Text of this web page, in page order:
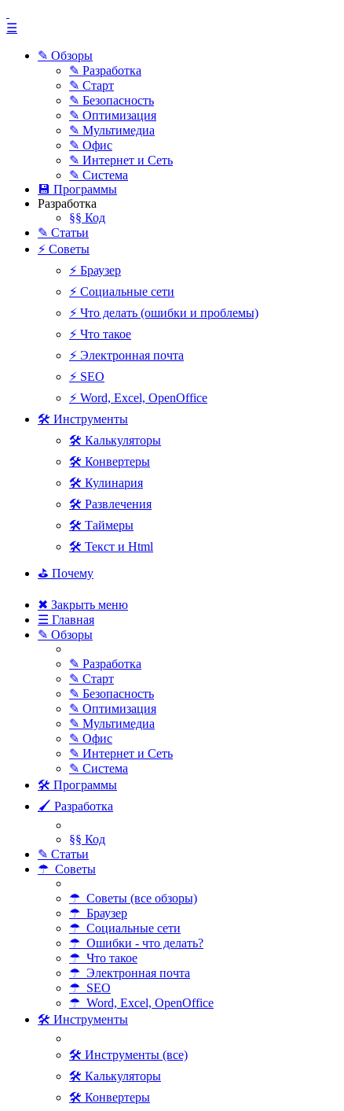
☰
✎ Обзоры
✎ Разработка
✎ Старт
✎ Безопасность
✎ Оптимизация
✎ Мультимедиа
✎ Офис
✎ Интернет и Сеть
✎ Система
💾 Программы
Разработка
§§ Код
✎ Статьи
⚡ Советы
⚡ Браузер
⚡ Социальные сети
⚡ Что делать (ошибки и проблемы)
⚡ Что такое
⚡ Электронная почта
⚡ SEO
⚡ Word, Excel, OpenOffice
🛠 Инструменты
🛠 Калькуляторы
🛠 Конвертеры
🛠 Кулинария
🛠 Развлечения
🛠 Таймеры
🛠 Текст и Html
⛳ Почему
✖ Закрыть меню
☰ Главная
✎ Обзоры
✎ Разработка
✎ Старт
✎ Безопасность
✎ Оптимизация
✎ Мультимедиа
✎ Офис
✎ Интернет и Сеть
✎ Система
🛠 Программы
🖌 Разработка
§§ Код
✎ Статьи
☂ Советы
☂ Советы (все обзоры)
☂ Браузер
☂ Социальные сети
☂ Ошибки - что делать?
☂ Что такое
☂ Электронная почта
☂ SEO
☂ Word, Excel, OpenOffice
🛠 Инструменты
🛠 Инструменты (все)
🛠 Калькуляторы
🛠 Конвертеры